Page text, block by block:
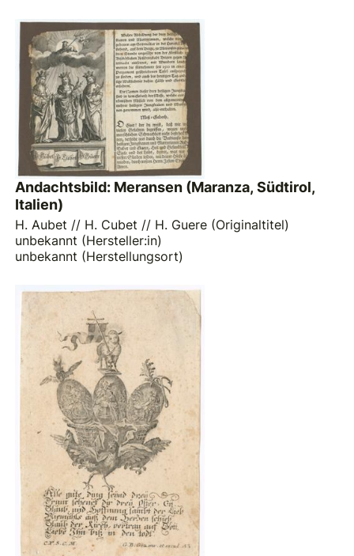
Andachtsbild: Meransen (Maranza, Südtirol,
Italien)
H. Aubet // H. Cubet // H. Guere (Originaltitel)
unbekannt (Hersteller:in)
unbekannt (Herstellungsort)